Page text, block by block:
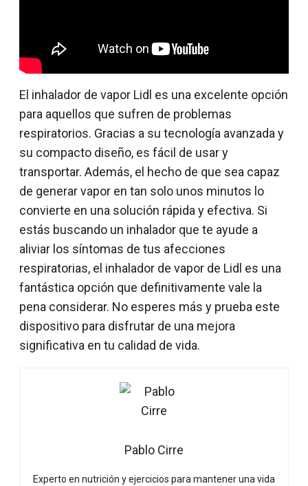
El inhalador de vapor Lidl es una excelente opción
para aquellos que sufren de problemas
respiratorios. Gracias a su tecnología avanzada y
su compacto diseño, es fácil de usar y
transportar. Además, el hecho de que sea capaz
de generar vapor en tan solo unos minutos lo
convierte en una solución rápida y efectiva. Si
estás buscando un inhalador que te ayude a
aliviar los síntomas de tus afecciones
respiratorias, el inhalador de vapor de Lidl es una
fantástica opción que definitivamente vale la
pena considerar. No esperes más y prueba este
dispositivo para disfrutar de una mejora
significativa en tu calidad de vida.
Pablo Cirre
Experto en nutrición y ejercicios para mantener una vida